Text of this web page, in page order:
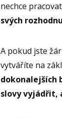
nechce
svých
A pokud jste
vytváříte na
dokonalejších
slovy vyjádřit,